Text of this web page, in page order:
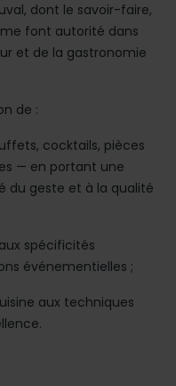
dont le savoir-faire,
font autorité dans
et de la gastronomie
de :
cocktails, pièces
— en portant une
du geste et à la qualité
spécificités
événementielles ;
aux techniques